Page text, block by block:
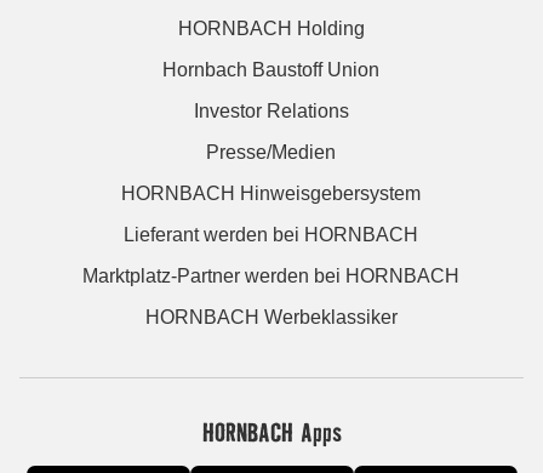
HORNBACH Holding
Hornbach Baustoff Union
Investor Relations
Presse/Medien
HORNBACH Hinweisgebersystem
Lieferant werden bei HORNBACH
Marktplatz-Partner werden bei HORNBACH
HORNBACH Werbeklassiker
HORNBACH Apps